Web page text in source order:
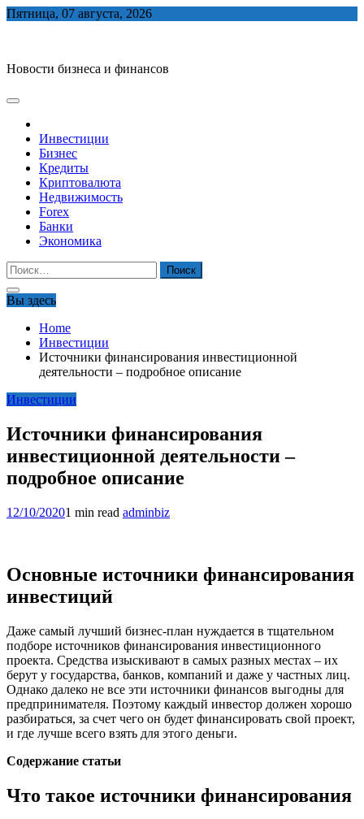
Skip
Пятница, 07 августа, 2026
Новости бизнеса и финансов
Инвестиции
Бизнес
Кредиты
Криптовалюта
Недвижимость
Forex
Банки
Экономика
Найти:
Вы здесь
Home
Инвестиции
Источники финансирования инвестиционной
деятельности – подробное описание
Инвестиции
Источники финансирования
инвестиционной деятельности –
подробное описание
12/10/20201 min read adminbiz
Основные источники финансирования
инвестиций
Даже самый лучший бизнес-план нуждается в тщательном
подборе источников финансирования инвестиционного
проекта. Средства изыскивают в самых разных местах – их
берут у государства, банков, компаний и даже у частных лиц.
Однако далеко не все эти источники финансов выгодны для
предпринимателя. Поэтому каждый инвестор должен хорошо
разбираться, за счет чего он будет финансировать свой проект,
и где лучше всего взять для этого деньги.
Содержание статьи
Что такое источники финансирования